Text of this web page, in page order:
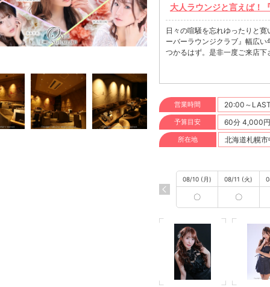
大人ラウンジと言えば！
日々の喧騒を忘れゆったりと
ーバーラウンジクラブ』幅広
つかるはず。是非一度ご来店下
営業時間 20:00～
予算目安 60分 4,000
所在地 北海道札幌
08/10 (月)
〇
08/11 (火)
〇